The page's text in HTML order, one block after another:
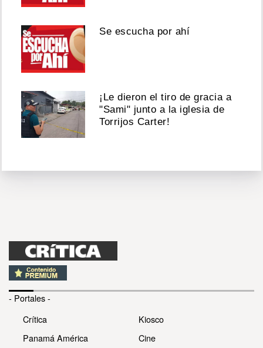
Se escucha por ahí
¡Le dieron el tiro de gracia a
"Sami" junto a la iglesia de
Torrijos Carter!
- Portales -
Crítica
Panamá América
Kiosco
Cine